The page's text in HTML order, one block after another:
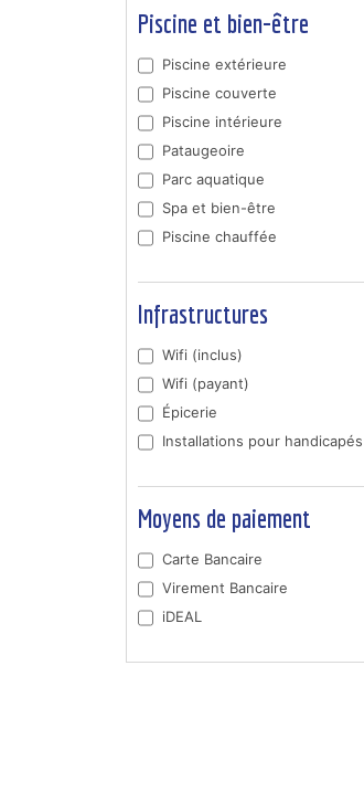
Piscine et bien-être
Piscine extérieure
Piscine couverte
Piscine intérieure
Pataugeoire
Parc aquatique
Spa et bien-être
Piscine chauffée
Infrastructures
Wifi (inclus)
Wifi (payant)
Épicerie
Installations pour handicapés
Moyens de paiement
Carte Bancaire
Virement Bancaire
iDEAL